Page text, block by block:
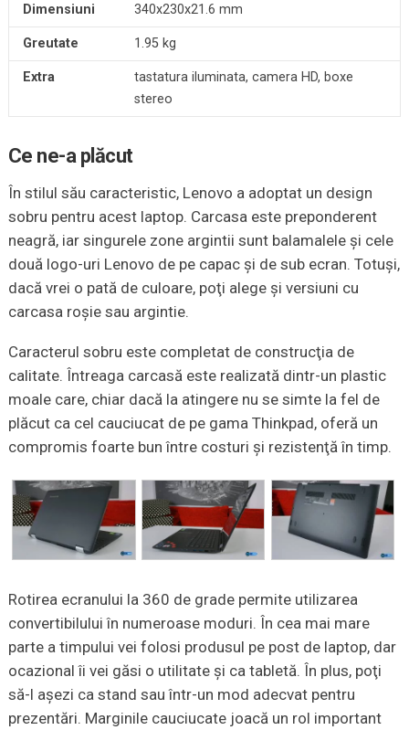
Dimensiuni 340x230x21.6 mm
Greutate 1.95 kg
Extra
tastatura iluminata, camera HD, boxe
stereo
Ce ne-a plăcut
În stilul său caracteristic, Lenovo a adoptat un design
sobru pentru acest laptop. Carcasa este preponderent
neagră, iar singurele zone argintii sunt balamalele şi cele
două logo-uri Lenovo de pe capac şi de sub ecran. Totuşi,
dacă vrei o pată de culoare, poţi alege şi versiuni cu
carcasa roşie sau argintie.
Caracterul sobru este completat de construcţia de
calitate. Întreaga carcasă este realizată dintr-un plastic
moale care, chiar dacă la atingere nu se simte la fel de
plăcut ca cel cauciucat de pe gama Thinkpad, oferă un
compromis foarte bun între costuri şi rezistenţă în timp.
Rotirea ecranului la 360 de grade permite utilizarea
convertibilului în numeroase moduri. În cea mai mare
parte a timpului vei folosi produsul pe post de laptop, dar
ocazional îi vei găsi o utilitate şi ca tabletă. În plus, poţi
să-l aşezi ca stand sau într-un mod adecvat pentru
prezentări. Marginile cauciucate joacă un rol important